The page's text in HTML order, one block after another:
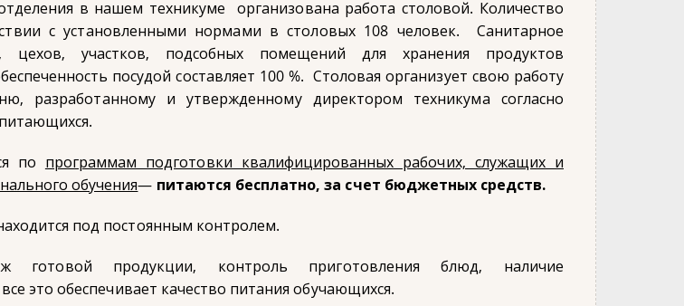
в нашем техникуме организована работа столовой. Количество
с установленными нормами в столовых 108 человек. Санитарное
цехов, участков, подсобных помещений для хранения продуктов
посудой составляет 100 %. Столовая организует свою работу
разработанному и утвержденному директором техникума согласно
по программам подготовки квалифицированных рабочих, служащих и
обучения— питаются бесплатно, за счет бюджетных средств.
под постоянным контролем.
готовой продукции, контроль приготовления блюд, наличие
это обеспечивает качество питания обучающихся.